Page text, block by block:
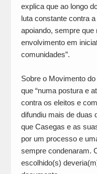
explica que ao longo
luta constante contra
apoiando, sempre que
envolvimento em
comunidades”.
Sobre o Movimento
que “numa postura e
contra os eleitos e
difundiu mais de duas
que Casegas e as
por um processo e
sempre condenaram.
escolhido(s)